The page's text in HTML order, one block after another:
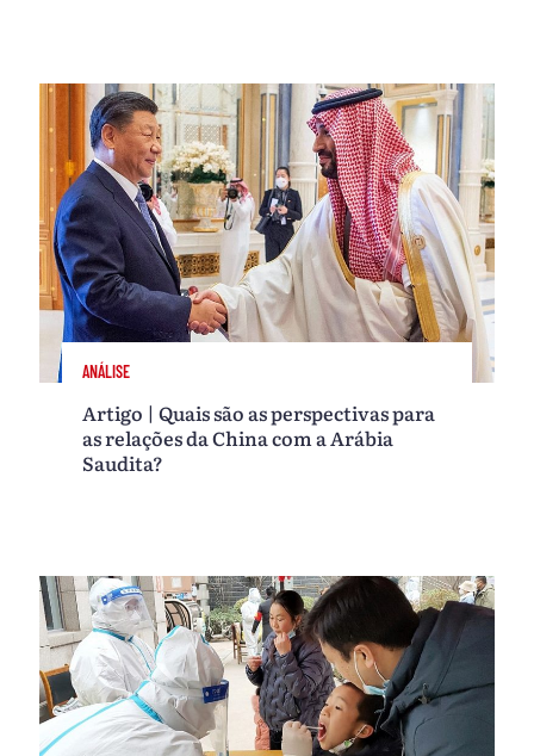
ANÁLISE
Artigo | Quais são as perspectivas para
as relações da China com a Arábia
Saudita?